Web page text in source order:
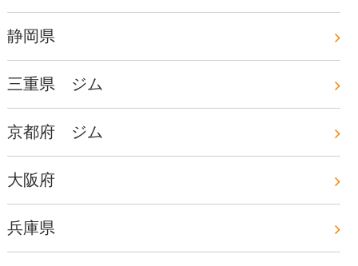
静岡県
三重県 ジム
京都府 ジム
大阪府
兵庫県